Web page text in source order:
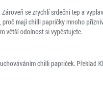
se zrychlí srdeční tep a
mají chilli papričky mnoho
větší odolnost si vypěstujete.
chilli papriček. Překlad